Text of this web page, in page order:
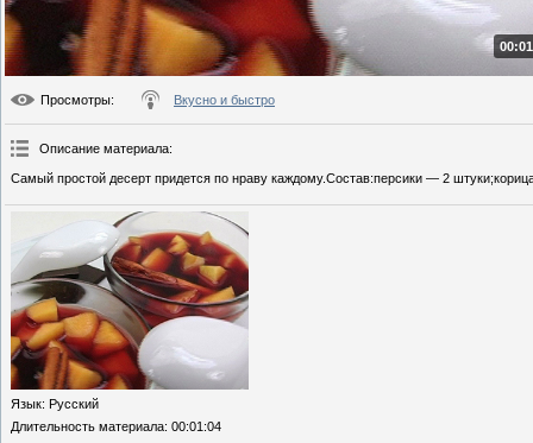
Просмотры: Вкусно и быстро
Описание материала:
Самый простой десерт придется по нраву каждому.Состав:персики — 2
Язык: Русский
Длительность материала: 00:01:04